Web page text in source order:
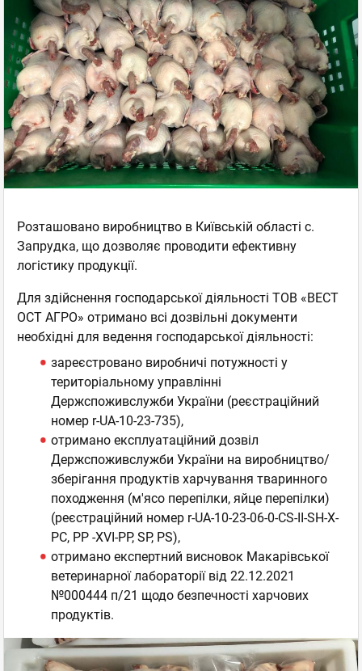
Розташовано виробництво в Київській області с.
Запрудка, що дозволяє проводити ефективну
логістику продукції.
Для здійснення господарської діяльності ТОВ «ВЕСТ
ОСТ АГРО» отримано всі дозвільні документи
необхідні для ведення господарської діяльності:
зареєстровано виробничі потужності у
територіальному управлінні
Держспоживслужби України (реєстраційний
номер r-UA-10-23-735),
отримано експлуатаційний дозвіл
Держспоживслужби України на виробництво/
зберігання продуктів харчування тваринного
походження (м'ясо перепілки, яйце перепілки)
(реєстраційний номер r-UA-10-23-06-0-СS-II-SH-X-
PC, PP -XVI-PP, SP, PS),
отримано експертний висновок Макарівської
ветеринарної лабораторії від 22.12.2021
№000444 п/21 щодо безпечності харчових
продуктів.